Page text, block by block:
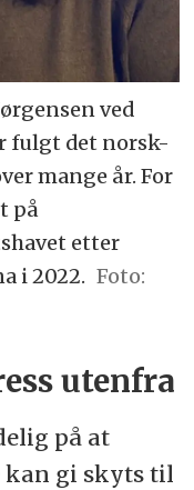
ved
fulgt det norsk-
mange år. For
på
etter
i 2022.
utenfra
på at
kan gi skyts til